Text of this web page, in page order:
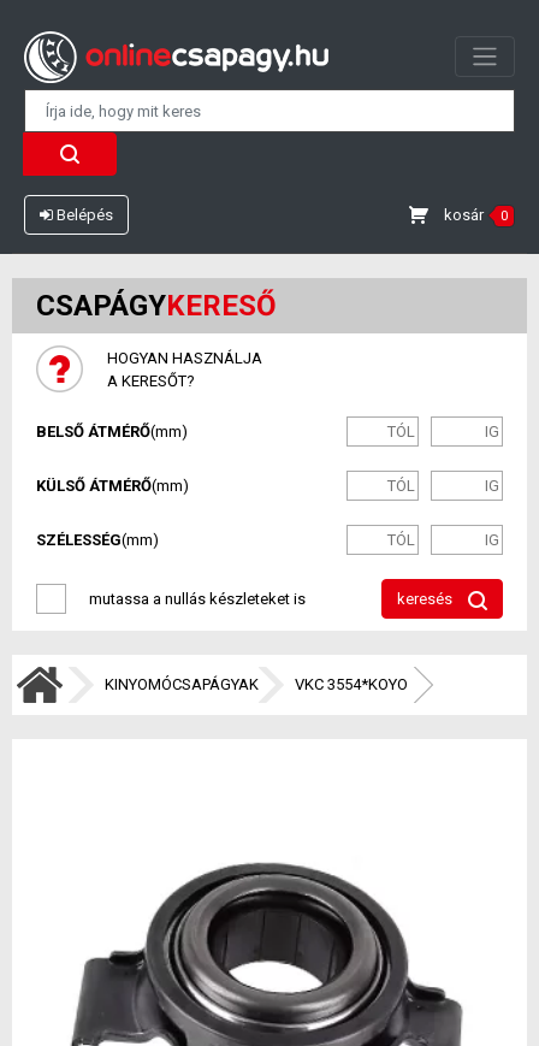
Belépés kosár 0
CSAPÁGYKERESŐ
HOGYAN HASZNÁLJA
A KERESŐT?
BELSŐ ÁTMÉRŐ(mm)
KÜLSŐ ÁTMÉRŐ(mm)
SZÉLESSÉG(mm)
mutassa a nullás készleteket is keresés
KINYOMÓCSAPÁGYAK VKC 3554*KOYO